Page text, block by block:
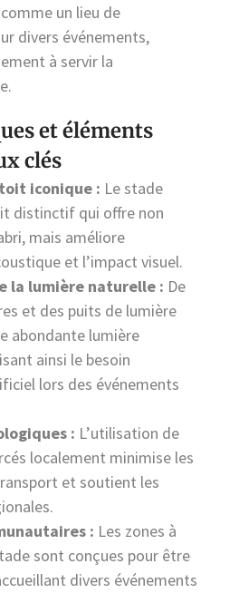
un lieu de
divers événements,
à servir la
et éléments
clés
iconique : Le stade
distinctif qui offre non
mais améliore
et l’impact visuel.
la lumière naturelle : De
et des puits de lumière
abondante lumière
ainsi le besoin
lors des événements
: L’utilisation de
localement minimise les
et soutient les
: Les zones à
sont conçues pour être
divers événements